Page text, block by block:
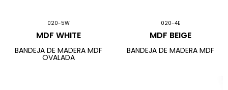
020-5W
MDF WHITE
BANDEJA DE MADERA MDF
OVALADA
020-4E
MDF BEIGE
BANDEJA DE MADERA MDF